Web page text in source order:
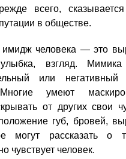
всего,
в обществе.
имидж человека — это
взгляд. Мимика
или негативный
умеют
от других свои
губ, бровей,
могут рассказать о
чувствует человек.